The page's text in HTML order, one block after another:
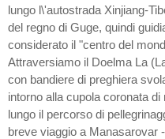
lungo l\'autostrada Xinjiang-
del regno di Guge, quindi
considerato il "centro del
Attraversiamo il Doelma La
con bandiere di preghiera
intorno alla cupola coronata
lungo il percorso di
breve viaggio a Manasarovar